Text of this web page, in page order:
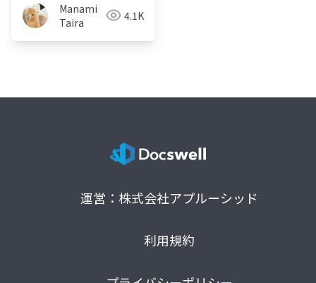
Manami
Taira
4.1K
運営：株式会社アプルーシッド
利用規約